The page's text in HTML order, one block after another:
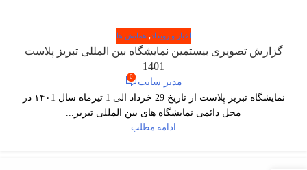
اخبار و رویداد, همایش ها
گزارش تصویری بیستمین نمایشگاه بین المللی تبریز پلاست
1401
مدیر سایت 0
نمایشگاه تبریز پلاست از تاریخ 29 خرداد الی 1 تیرماه سال ۱۴۰1 در
محل دائمی نمایشگاه های بین المللی تبریز...
ادامه مطلب